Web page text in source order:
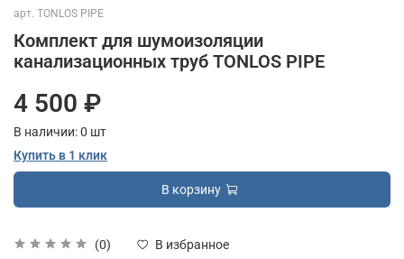
арт. TONLOS PIPE
Комплект для шумоизоляции
канализационных труб TONLOS PIPE
(0)
В избранное
4 500 ₽
В наличии:0 шт
Купить в 1 клик
В корзину